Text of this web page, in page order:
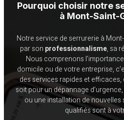
Pourquoi choisir notre
à Mont-Saint-
Notre service de serrurerie à
par son professionnalisme, sa
Nous comprenons
domicile ou de votre entreprise,
des services rapides et
soit pour un dépannage
ou une installation de
qualifiés sont à